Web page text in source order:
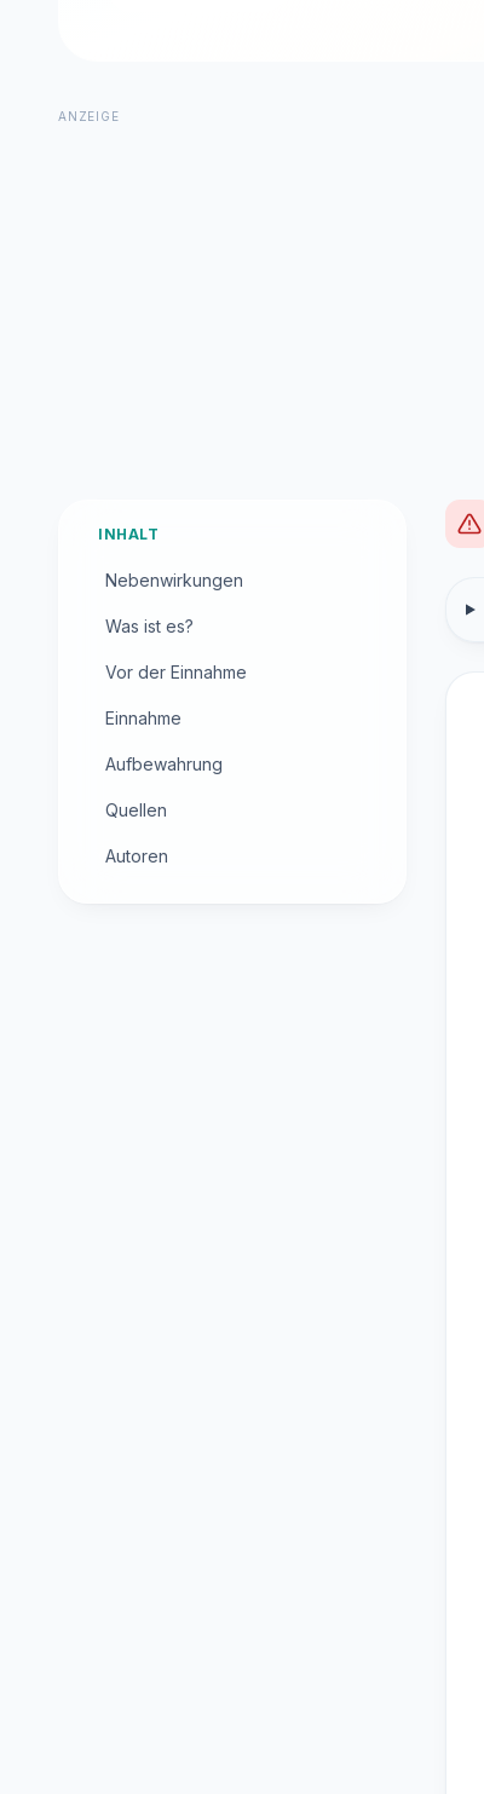
ANZEIGE
INHALT
Nebenwirkungen
Was ist es?
Vor der Einnahme
Einnahme
Aufbewahrung
Quellen
Autoren